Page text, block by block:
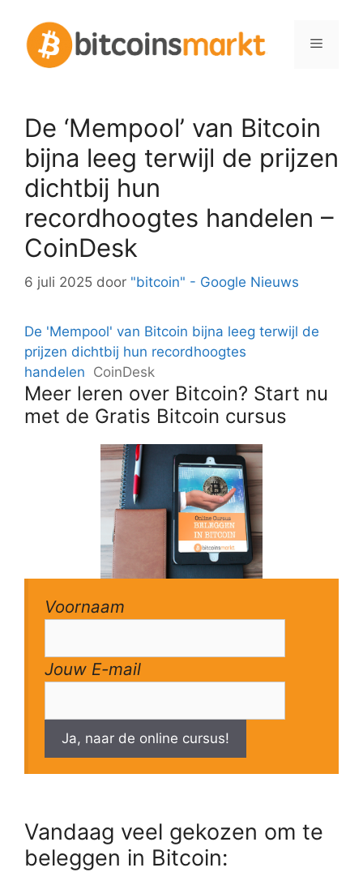
inhoud
Menu
De ‘Mempool’ van Bitcoin
bijna leeg terwijl de prijzen
dichtbij hun
recordhoogtes handelen –
CoinDesk
6 juli 2025 door "bitcoin" - Google Nieuws
De 'Mempool' van Bitcoin bijna leeg terwijl de
prijzen dichtbij hun recordhoogtes
handelen CoinDesk
Meer leren over Bitcoin? Start nu
met de Gratis Bitcoin cursus
Voornaam
Jouw E-mail
Ja, naar de online cursus!
Vandaag veel gekozen om te
beleggen in Bitcoin: